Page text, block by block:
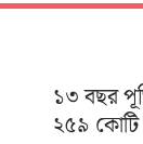
১৩ বছর
২৫৯ কোটি